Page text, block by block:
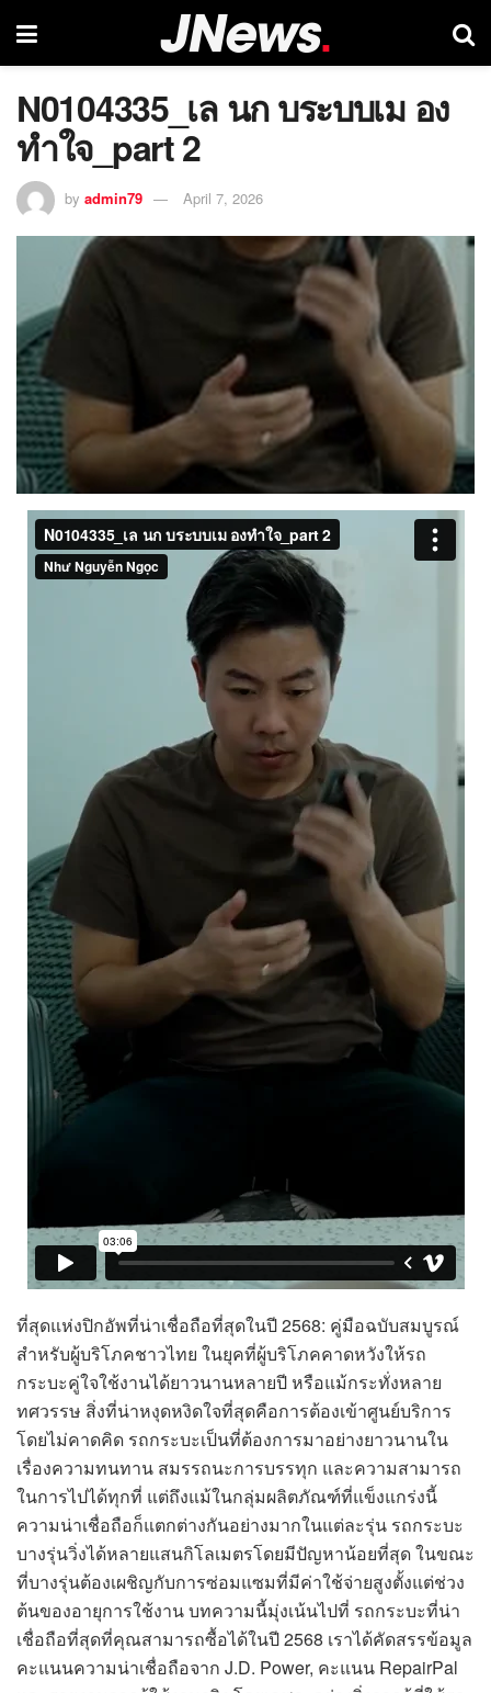
N0104335_เล นก บระบบเม อง
ทำใจ_part 2
by admin79 April 7, 2026
ที่สุดแห่งปิกอัพที่น่าเชื่อถือที่สุดในปี 2568: คู่มือฉบับสมบูรณ์
สำหรับผู้บริโภคชาวไทย ในยุคที่ผู้บริโภคคาดหวังให้รถ
กระบะคู่ใจใช้งานได้ยาวนานหลายปี หรือแม้กระทั่งหลาย
ทศวรรษ สิ่งที่น่าหงุดหงิดใจที่สุดคือการต้องเข้าศูนย์บริการ
โดยไม่คาดคิด รถกระบะเป็นที่ต้องการมาอย่างยาวนานใน
เรื่องความทนทาน สมรรถนะการบรรทุก และความสามารถ
ในการไปได้ทุกที่ แต่ถึงแม้ในกลุ่มผลิตภัณฑ์ที่แข็งแกร่งนี้
ความน่าเชื่อถือก็แตกต่างกันอย่างมากในแต่ละรุ่น รถกระบะ
บางรุ่นวิ่งได้หลายแสนกิโลเมตรโดยมีปัญหาน้อยที่สุด ในขณะ
ที่บางรุ่นต้องเผชิญกับการซ่อมแซมที่มีค่าใช้จ่ายสูงตั้งแต่ช่วง
ต้นของอายุการใช้งาน บทความนี้มุ่งเน้นไปที่ รถกระบะที่น่า
เชื่อถือที่สุดที่คุณสามารถซื้อได้ในปี 2568 เราได้คัดสรรข้อมูล
คะแนนความน่าเชื่อถือจาก J.D. Power, คะแนน RepairPal